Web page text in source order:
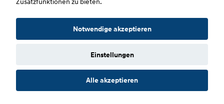
Copyright © 2026. Autohaus Scherhag
Datenschutz Impressum
Notwendige akzeptieren
Einstellungen
Alle akzeptieren